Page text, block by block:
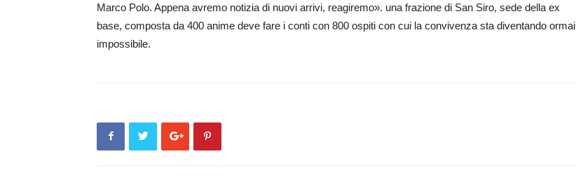
Marco Polo. Appena avremo notizia di nuovi arrivi, reagiremo». una frazione di San Siro, sede della ex
base, composta da 400 anime deve fare i conti con 800 ospiti con cui la convivenza sta diventando ormai
impossibile.